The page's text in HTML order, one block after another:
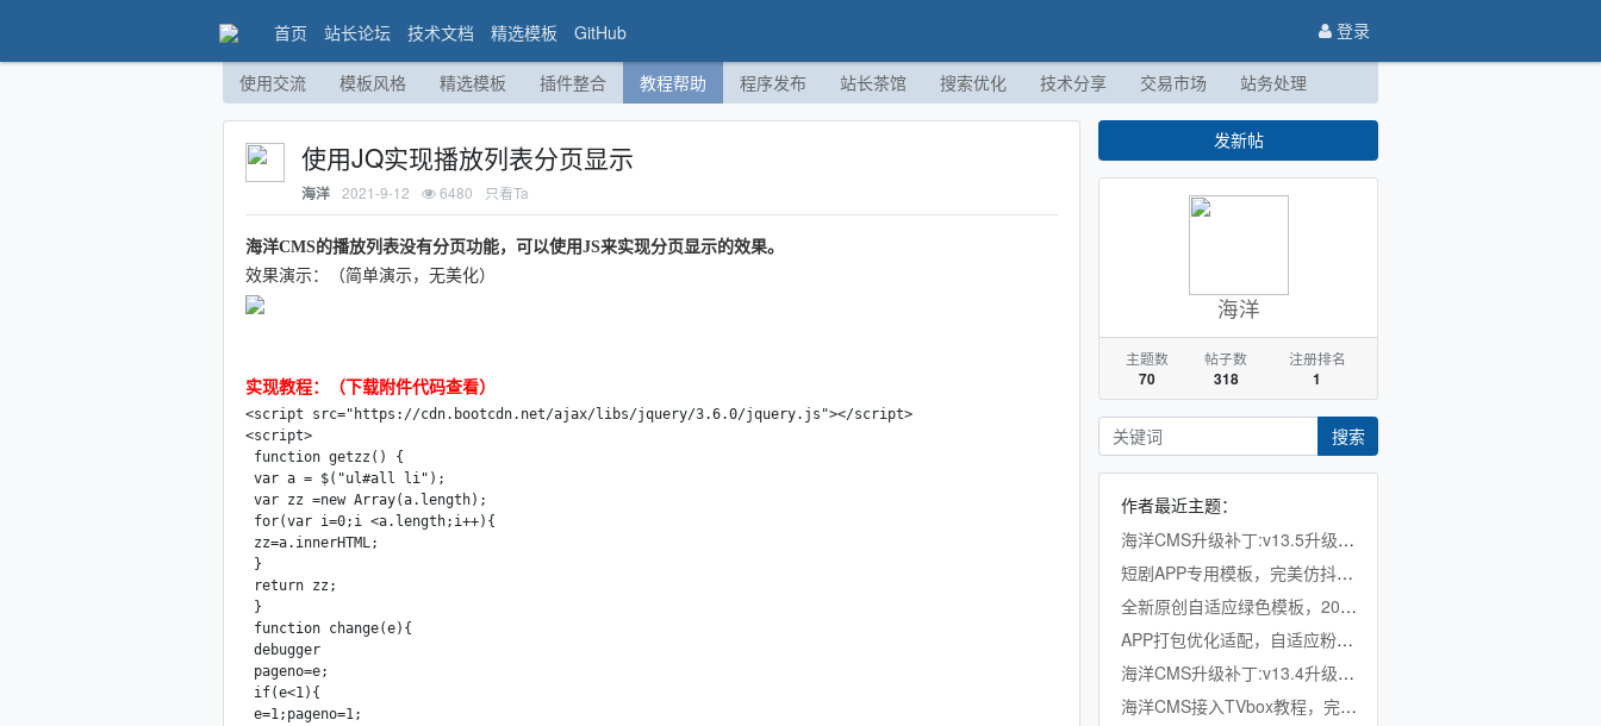
首页 站长论坛 技术文档 精选模板 GitHub 登录
使用交流 模板风格 精选模板 插件整合 教程帮助 程序发布 站长茶馆 搜索优化 技术分享 交易市场 站务处理
使用JQ实现播放列表分页显示
海洋 2021-9-12 6480 只看Ta
海洋CMS的播放列表没有分页功能，可以使用JS来实现分页显示的效果。
效果演示：（简单演示，无美化）
实现教程：（下载附件代码查看）
<script src="https://cdn.bootcdn.net/ajax/libs/jquery/3.6.0/jquery.js"></script>
<script>
function getzz() {
var a = $("ul#all li");
var zz =new Array(a.length);
for(var i=0;i <a.length;i++){
zz=a.innerHTML;
}
return zz;
}
function change(e){
debugger
pageno=e;
if(e<1){
e=1;pageno=1;
发新帖
海洋
主题数
70
帖子数
318
注册排名
1
搜索
作者最近主题：
海洋CMS升级补丁:v13.5升级至v13.6
短剧APP专用模板，完美仿抖音竖屏短剧模板，滑动上下集，点赞收藏
全新原创自适应绿色模板，200K超小体积，加强版播放记录、搜索历史模块
APP打包优化适配，自适应粉色模板，小体积秒加载，模拟app动画效果，适合X
海洋CMS升级补丁:v13.4升级至v13.5
海洋CMS接入TVbox教程，完美适配TVbox，影视仓，OK影视等软件